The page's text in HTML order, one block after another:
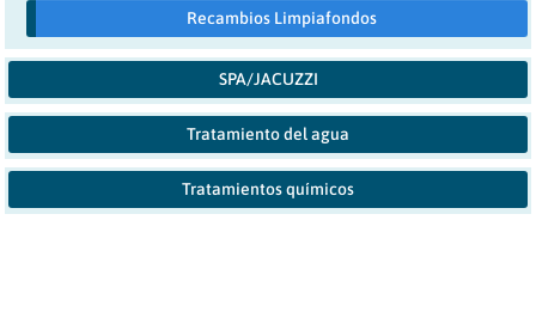
Recambios Limpiafondos
SPA/JACUZZI
Tratamiento del agua
Tratamientos químicos